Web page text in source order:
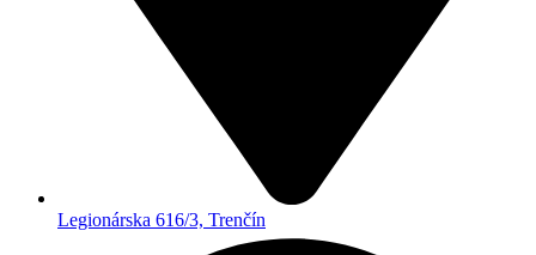
Legionárska 616/3, Trenčín